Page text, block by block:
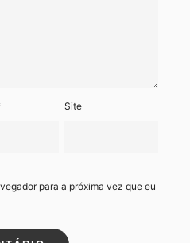
Site
para a próxima vez que eu